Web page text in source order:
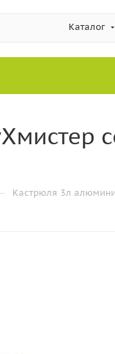
Каталог
Кастрюля 3л